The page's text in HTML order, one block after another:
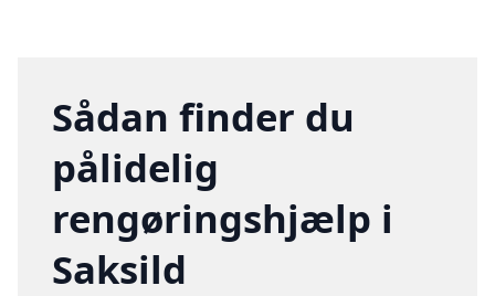
Sådan finder du
pålidelig
rengøringshjælp i
Saksild